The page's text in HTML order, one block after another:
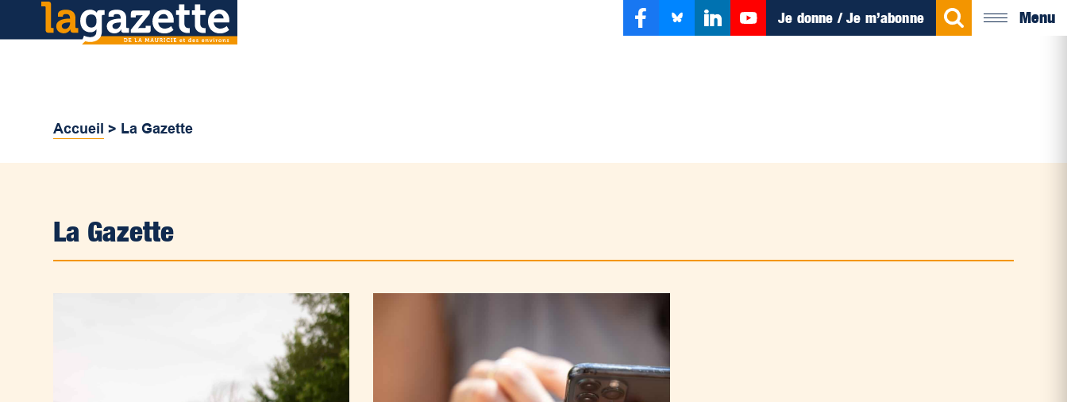
Je donne / Je m’abonne Menu
Accueil > La Gazette
La Gazette